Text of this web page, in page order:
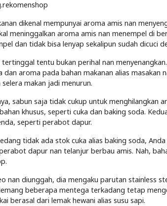
dikenal mempunyai aroma amis nan
meninggalkan aroma amis nan menempel di
dan tidak bisa lenyap sekalipun sudah dicuci
tertinggal tentu bukan perihal nan
dan aroma pada bahan makanan alias
makan jadi menurun.
sabun saja tidak cukup untuk menghilangkan
khusus, seperti cuka dan baking soda.
seperti perabot dapur.
tidak ada stok cuka alias baking soda,
dapur nan telanjur berbau amis. Nah,
nan diunggah, dia mengaku parutan stainless
beberapa mentega terkadang tetap
berasal dari lemak hewani alias susu sapi.